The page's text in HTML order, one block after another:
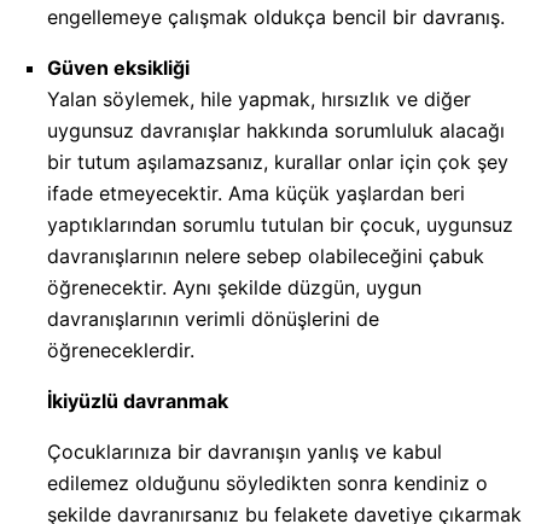
engellemeye çalışmak oldukça bencil bir davranış.
Güven eksikliği
Yalan söylemek, hile yapmak, hırsızlık ve diğer
uygunsuz davranışlar hakkında sorumluluk alacağı
bir tutum aşılamazsanız, kurallar onlar için çok şey
ifade etmeyecektir. Ama küçük yaşlardan beri
yaptıklarından sorumlu tutulan bir çocuk, uygunsuz
davranışlarının nelere sebep olabileceğini çabuk
öğrenecektir. Aynı şekilde düzgün, uygun
davranışlarının verimli dönüşlerini de
öğreneceklerdir.
İkiyüzlü davranmak
Çocuklarınıza bir davranışın yanlış ve kabul
edilemez olduğunu söyledikten sonra kendiniz o
şekilde davranırsanız bu felakete davetiye çıkarmak